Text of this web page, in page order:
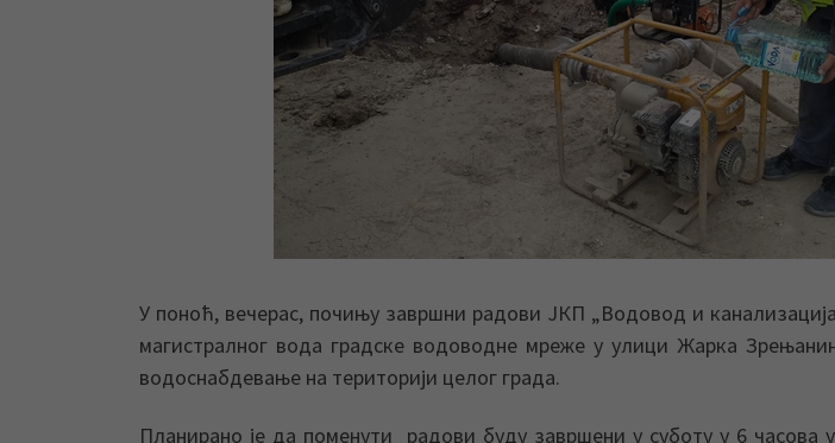
У поноћ, вечерас, почињу завршни радови ЈКП „Водовод и
магистралног вода градске водоводне мреже у улици Жарка
водоснабдевање на територији целог града.
Планирано је да поменути радови буду завршени у суботу у 6 часова